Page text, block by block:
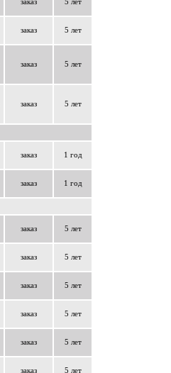
заказ 5 лет
заказ 5 лет
заказ 5 лет
заказ 1 год
заказ 1 год
заказ 5 лет
заказ 5 лет
заказ 5 лет
заказ 5 лет
заказ 5 лет
заказ 5 лет